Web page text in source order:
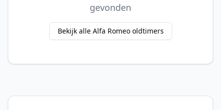
gevonden
Bekijk alle Alfa Romeo oldtimers